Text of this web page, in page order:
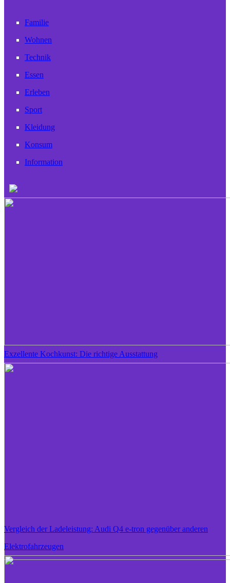
Familie
Wohnen
Technik
Essen
Erleben
Sport
Kleidung
Konsum
Information
Exzellente Kochkunst: Die richtige Ausstattung
Vergleich der Ladeleistung: Audi Q4 e-tron gegenüber anderen
Elektrofahrzeugen